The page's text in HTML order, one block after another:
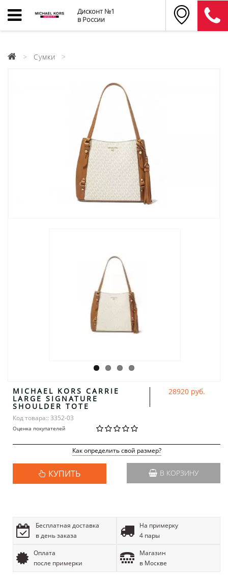
Дисконт №1
в России
Сумки
MICHAEL KORS CARRIE
LARGE SIGNATURE
SHOULDER TOTE
Код товара:: 3352-03
Оценка покупателей
28920 руб.
Как определить свой размер?
КУПИТЬ В КОРЗИНУ
Бесплатная доставка
в день заказа
На примерку
4 пары
Оплата
после примерки
Магазин
в Москве